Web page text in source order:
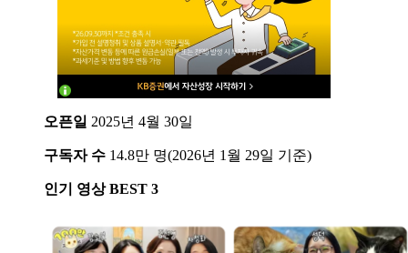
오픈일 2025년 4월 30일
구독자 수 14.8만 명(2026년 1월 29일 기준)
인기 영상 BEST 3